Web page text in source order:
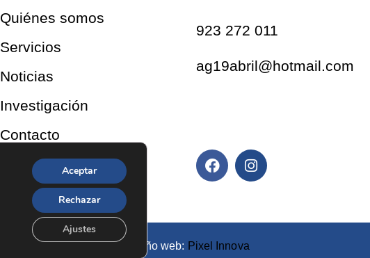
Quiénes somos
Servicios
Noticias
Investigación
Contacto
923 272 011
ag19abril@hotmail.com
Diseño web: Pixel Innova
Aceptar
Rechazar
Ajustes